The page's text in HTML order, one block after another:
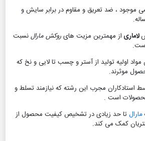
موجود ، ضد تعریق و مقاوم در برابر سایش و
لاماری از مهمترین مزیت هایروکش مارالنسبت
مواد اولیه تولید از آستر و چسب تا لایی و نخ که
موثرند.
استادکاران مجرب این رشته که نیازمند تسلط و
است .
مارالتا حد زیادی در تشخیص کیفیت محصول از
کمک می کند.